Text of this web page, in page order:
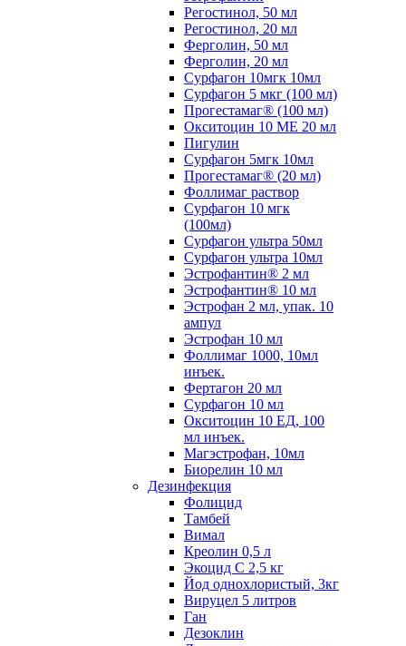
Регостинол, 50 мл
Регостинол, 20 мл
Ферголин, 50 мл
Ферголин, 20 мл
Сурфагон 10мгк 10мл
Сурфагон 5 мкг (100 мл)
Прогестамаг® (100 мл)
Окситоцин 10 МЕ 20 мл
Пигулин
Сурфагон 5мгк 10мл
Прогестамаг® (20 мл)
Фоллимаг раствор
Сурфагон 10 мгк
(100мл)
Сурфагон ультра 50мл
Сурфагон ультра 10мл
Эстрофантин® 2 мл
Эстрофантин® 10 мл
Эстрофан 2 мл, упак. 10
ампул
Эстрофан 10 мл
Фоллимаг 1000, 10мл
инъек.
Фертагон 20 мл
Сурфагон 10 мл
Окситоцин 10 ЕД, 100
мл инъек.
Магэстрофан, 10мл
Биорелин 10 мл
Дезинфекция
Фолицид
Тамбей
Вимал
Креолин 0,5 л
Экоцид С 2,5 кг
Йод однохлористый, 3кг
Вируцел 5 литров
Ган
Дезоклин